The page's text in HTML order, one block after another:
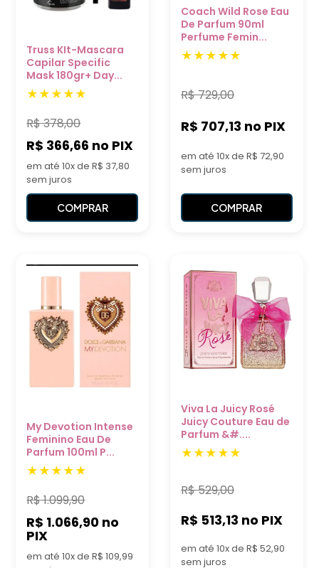
Truss KIt-Mascara
Capilar Specific
Mask 180gr+ Day...
R$378,00
R$ 366,66 no PIX
em até 10x de R$ 37,80
sem juros
COMPRAR
Coach Wild Rose Eau
De Parfum 90ml
Perfume Femin...
R$729,00
R$ 707,13 no PIX
em até 10x de R$ 72,90
sem juros
COMPRAR
My Devotion Intense
Feminino Eau De
Parfum 100ml P...
R$1.099,90
R$ 1.066,90 no
PIX
em até 10x de R$ 109,99
Viva La Juicy Rosé
Juicy Couture Eau de
Parfum &#....
R$529,00
R$ 513,13 no PIX
em até 10x de R$ 52,90
sem juros